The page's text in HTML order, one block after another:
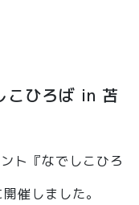
こひろば in 苫
ト『なでしこひろ
催しました。